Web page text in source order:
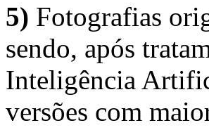
5) Fotografias
sendo, após
Inteligência
versões com